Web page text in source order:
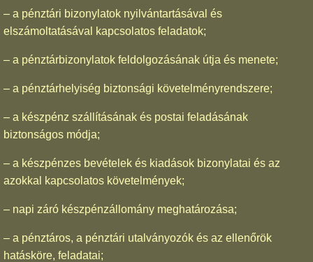
– a pénztári bizonylatok nyilvántartásával és
elszámoltatásával kapcsolatos feladatok;
– a pénztárbizonylatok feldolgozásának útja és menete;
– a pénztárhelyiség biztonsági követelményrendszere;
– a készpénz szállításának és postai feladásának
biztonságos módja;
– a készpénzes bevételek és kiadások bizonylatai és az
azokkal kapcsolatos követelmények;
– napi záró készpénzállomány meghatározása;
– a pénztáros, a pénztári utalványozók és az ellenőrök
hatásköre, feladatai;